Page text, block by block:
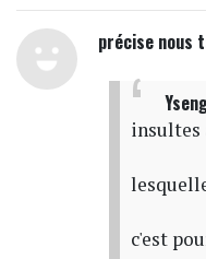
précise nous
insultes
c'est